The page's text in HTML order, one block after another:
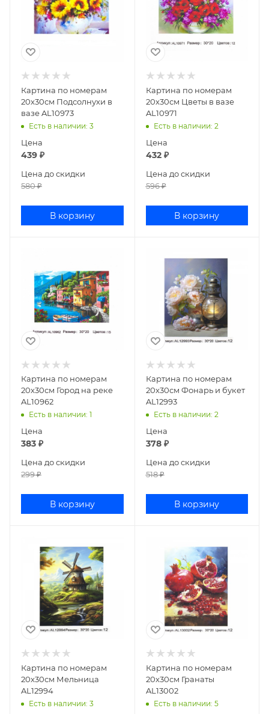
Картина по номерам
20х30см Подсолнухи в
вазе AL10973
Есть в наличии: 3
Цена
439 ₽
Цена до скидки
580₽
В корзину
Картина по номерам
20х30см Цветы в вазе
AL10971
Есть в наличии: 2
Цена
432₽
Цена до скидки
596₽
В корзину
Картина по номерам
20х30см Город на реке
AL10962
Есть в наличии: 1
Цена
383 ₽
Цена до скидки
299₽
В корзину
Картина по номерам
20х30см Фонарь и букет
AL12993
Есть в наличии: 2
Цена
378₽
Цена до скидки
518₽
В корзину
Картина по номерам
20х30см Мельница
AL12994
Есть в наличии: 3
Картина по номерам
20х30см Гранаты
AL13002
Есть в наличии: 5